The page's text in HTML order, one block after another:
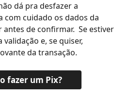
dá pra desfazer a
com cuidado os dados da
de confirmar.  Se estiver
e, se quiser,
da transação.
fazer um Pix?